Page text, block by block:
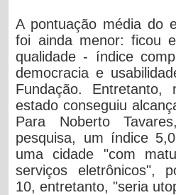
A pontuação média do
foi ainda menor: ficou
qualidade - índice
democracia e
Fundação. Entretanto,
estado conseguiu
Para Noberto
pesquisa, um índice
uma cidade "com
serviços eletrônicos",
10, entretanto, "seria